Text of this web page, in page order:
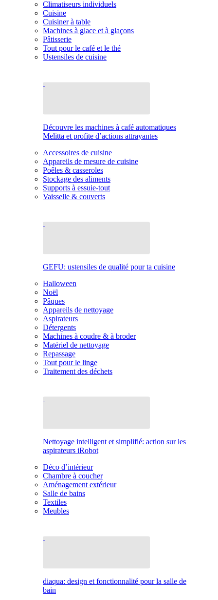
Climatiseurs individuels
Cuisine
Cuisiner à table
Machines à glace et à glaçons
Pâtisserie
Tout pour le café et le thé
Ustensiles de cuisine
Découvre les machines à café automatiques
Melitta et profite d’actions attrayantes
Accessoires de cuisine
Appareils de mesure de cuisine
Poêles & casseroles
Stockage des aliments
Supports à essuie-tout
Vaisselle & couverts
GEFU: ustensiles de qualité pour ta cuisine
Halloween
Noël
Pâques
Appareils de nettoyage
Aspirateurs
Détergents
Machines à coudre & à broder
Matériel de nettoyage
Repassage
Tout pour le linge
Traitement des déchets
Nettoyage intelligent et simplifié: action sur les
aspirateurs iRobot
Déco d’intérieur
Chambre à coucher
Aménagement extérieur
Salle de bains
Textiles
Meubles
diaqua: design et fonctionnalité pour la salle de
bain